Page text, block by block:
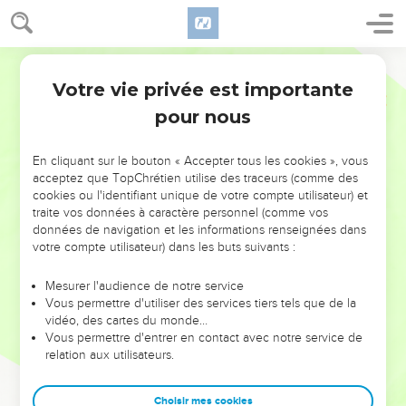
NE MANQUEZ PAS L’ÉVÉNEMENT
DE L’ANNÉE !
ET SI LEURS ERREURS POUVAIENT VOUS ÉVITER LES
VOTRES ?
leur foi ou leur vision. Mais on voit moins les doutes, les erreurs
et les saisons difficiles qu'ils ont traversés, alors même que ce
sont elles qui les ont façonnés.
Dans cette conférence, leaders, entrepreneurs, et responsables
clés pour avancer avec plus de sagesse afin que leurs erreurs
Votre vie privée est importante
pour nous
En cliquant sur le bouton « Accepter tous les cookies », vous
acceptez que TopChrétien utilise des traceurs (comme des
cookies ou l'identifiant unique de votre compte utilisateur) et
traite vos données à caractère personnel (comme vos
données de navigation et les informations renseignées dans
votre compte utilisateur) dans les buts suivants :
Mesurer l'audience de notre service
Vous permettre d'utiliser des services tiers tels que de la
vidéo, des cartes du monde…
Vous permettre d'entrer en contact avec notre service de
relation aux utilisateurs.
Choisir mes cookies